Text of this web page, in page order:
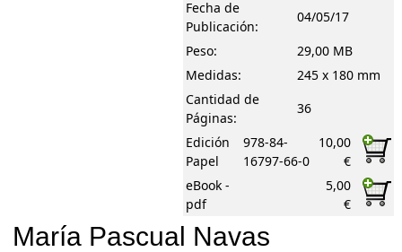
Fecha de
Publicación:
04/05/17
Peso:
29,00 MB
Medidas:
245 x 180 mm
Cantidad de
Páginas:
36
Edición
Papel
978-84-
16797-66-0
10,00
€
eBook -
pdf
5,00
€
María Pascual Navas